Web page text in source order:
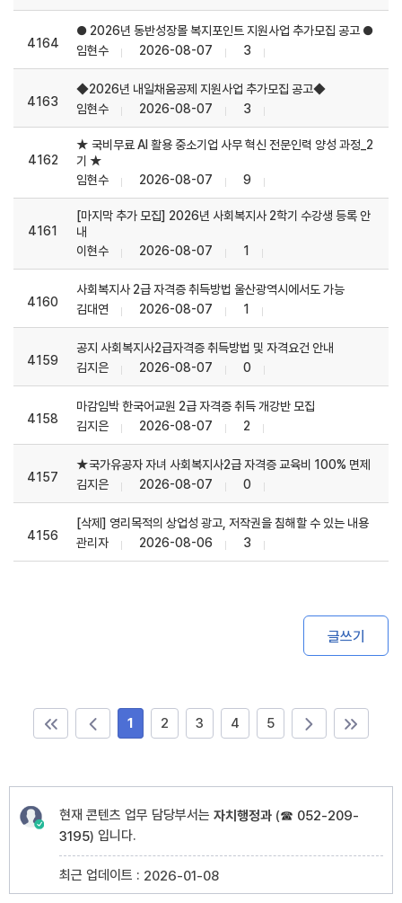
4164
● 2026년 동반성장몰 복지포인트 지원사업 추가모집 공고 ●
임현수
2026-08-07 3
4163
◆2026년 내일채움공제 지원사업 추가모집 공고 ◆
임현수
2026-08-07 3
4162
★ 국비무료 AI 활용 중소기업 사무 혁신 전문인력 양성 과정_2
기 ★
임현수
2026-08-07 9
4161
[마지막 추가 모집] 2026년 사회복지사 2학기 수강생 등록 안
내
이현수
2026-08-07 1
4160
사회복지사 2급 자격증 취득방법 울산광역시에서도 가능
김대연
2026-08-07 1
4159
공지 사회복지사2급자격증 취득방법 및 자격요건 안내
김지은
2026-08-07 0
4158
마감임박 한국어교원 2급 자격증 취득 개강반 모집
김지은
2026-08-07 2
4157
★국가유공자 자녀 사회복지사2급 자격증 교육비 100% 면제
김지은
2026-08-07 0
4156
[삭제] 영리목적의 상업성 광고, 저작권을 침해할 수 있는 내용
관리자
2026-08-06 3
글쓰기
1 2 3 4 5
현재 콘텐츠 업무 담당부서는 자치행정과 (☎ 052-209-
3195) 입니다.
최근 업데이트 : 2026-01-08